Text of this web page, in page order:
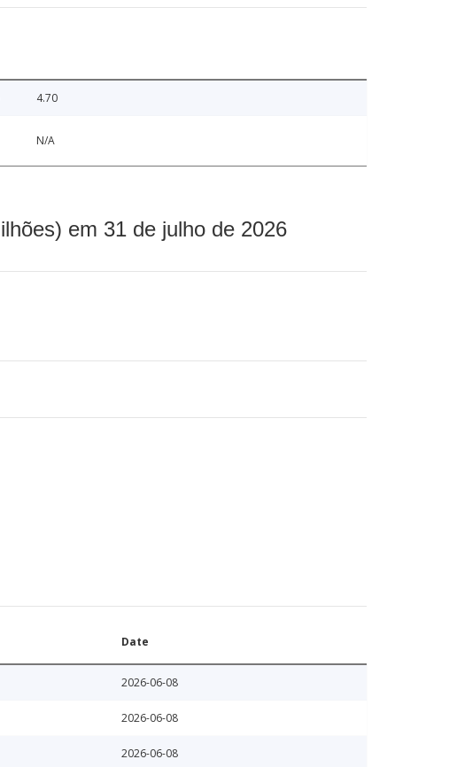
4.70
N/A
em 31 de julho de 2026
Date
2026-06-08
2026-06-08
2026-06-08